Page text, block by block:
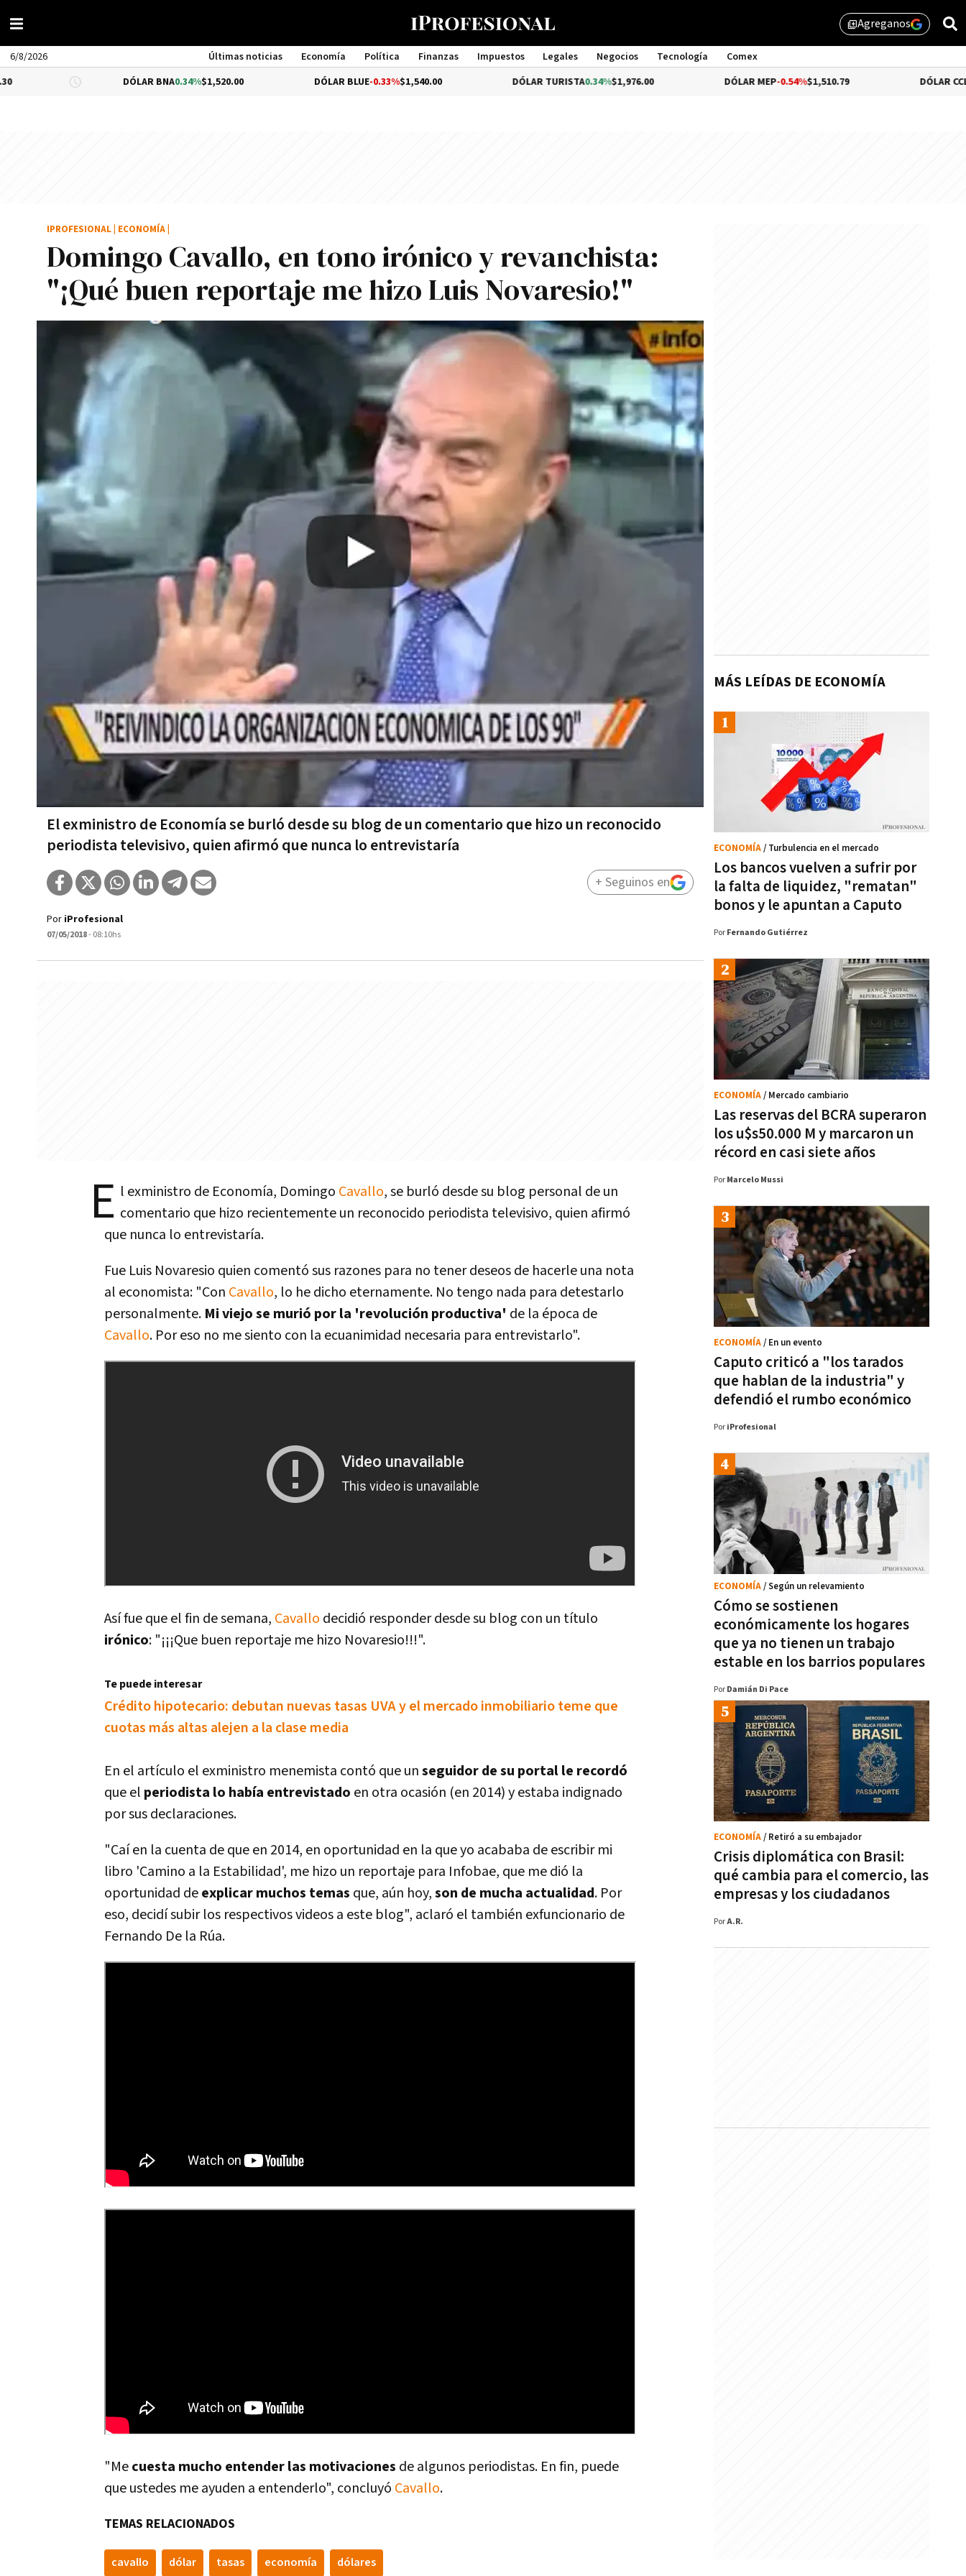
library_addAgreganos
6/8/2026 Últimas noticias Economía Política Finanzas Impuestos Legales Negocios Tecnología
Comex
Management
DÓLAR BNA
0.34%$1,520.00 DÓLAR BLUE-0.33% $1,540.00 DÓLAR TURISTA0.34%$1,976.00 -0.54%$1,510.79 -0.72%
Domingo Cavallo, en tono irónico y revanchista:
"¡Qué buen reportaje me hizo Luis Novaresio!"
El exministro de Economía se burló desde su blog de un comentario que hizo un reconocido
periodista televisivo, quien afirmó que nunca lo entrevistaría
IPROFESIONAL ECONOMÍA
Por iProfesional
07/05/2018- 08:10hs
+ Seguinos en
E l exministro de Economí­a, Domingo Cavallo, se burló desde su blog personal de un
comentario que hizo recientemente un reconocido periodista televisivo, quien afirmó
que nunca lo entrevistarí­a.
Fue Luis Novaresio quien comentó sus razones para no tener deseos de hacerle una nota
al economista: "Con Cavallo, lo he dicho eternamente. No tengo nada para detestarlo
personalmente. Mi viejo se murió por la 'revolución productiva' de la época de
Cavallo. Por eso no me siento con la ecuanimidad necesaria para entrevistarlo".
Así­ fue que el fin de semana, Cavallo decidió responder desde su blog con un tí­tulo
irónico: "¡¡¡Que buen reportaje me hizo Novaresio!!!".
Te puede interesar
Crédito hipotecario: debutan nuevas tasas UVA y el mercado inmobiliario teme que
cuotas más altas alejen a la clase media
En el artí­culo el exministro menemista contó que unseguidor de su portal le recordó
que el periodista lo habí­a entrevistado en otra ocasión (en 2014) y estaba indignado
por sus declaraciones.
"Caí­ en la cuenta de que en 2014, en oportunidad en la que yo acababa de escribir mi
libro 'Camino a la Estabilidad', me hizo un reportaje para Infobae, que me dió la
oportunidad deexplicar muchos temas que, aún hoy,son de mucha actualidad. Por
eso, decidí­ subir los respectivos videos a este blog", aclaró el también exfuncionario de
Fernando De la Rúa.
"Mecuesta mucho entender las motivaciones de algunos periodistas. En fin, puede
que ustedes me ayuden a entenderlo", concluyó Cavallo.
TEMAS RELACIONADOS
cavallo dólar tasas economí­a dólares
MÁS LEÍDAS DE ECONOMÍA
Los bancos vuelven a sufrir por
la falta de liquidez, "rematan"
bonos y le apuntan a Caputo
ECONOMÍA/ Turbulencia en el mercado
Por Fernando Gutiérrez
Las reservas del BCRA superaron
los u$s50.000 M y marcaron un
récord en casi siete años
ECONOMÍA/ Mercado cambiario
Por Marcelo Mussi
Caputo criticó a "los tarados
que hablan de la industria" y
defendió el rumbo económico
ECONOMÍA/ En un evento
Por iProfesional
Cómo se sostienen
económicamente los hogares
que ya no tienen un trabajo
estable en los barrios populares
ECONOMÍA/ Según un relevamiento
Por Damián Di Pace
Crisis diplomática con Brasil:
qué cambia para el comercio, las
empresas y los ciudadanos
ECONOMÍA/ Retiró a su embajador
PorA.R.